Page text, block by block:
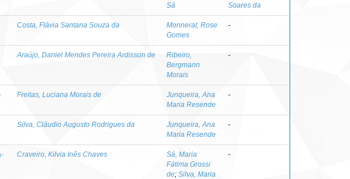
Sá
Soares da
Costa, Flávia Santana Souza da
Monnerat, Rose
Gomes
-
Araújo, Daniel Mendes Pereira Ardisson de
Ribeiro,
Bergmann
Morais
-
Freitas, Luciana Morais de
Junqueira, Ana
Maria Resende
-
Silva, Cláudio Augusto Rodrigues da
Junqueira, Ana
Maria Resende
-
Craveiro, Kilvia Inês Chaves
Sá, Maria
Fátima Grossi
de; Silva, Maria
-